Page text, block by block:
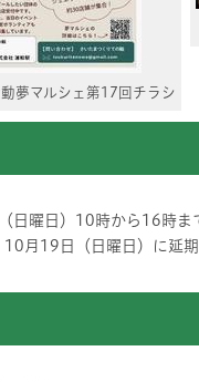
夢マルシェ第17回チラシ
日曜日）10時から16時ま
月19日（日曜日）に延